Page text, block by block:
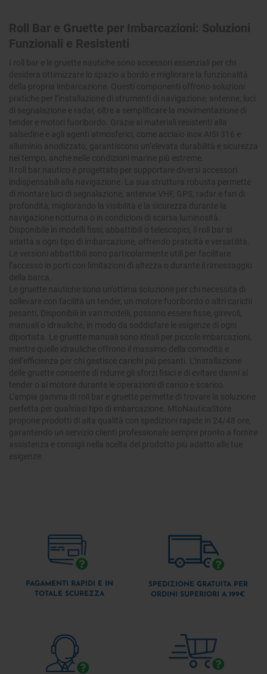
Roll Bar e Gruette per Imbarcazioni: Soluzioni
Funzionali e Resistenti
roll bar e le gruette nautiche sono accessori essenziali per chi
desidera ottimizzare lo spazio a bordo e migliorare la funzionalità
della propria imbarcazione. Questi componenti offrono soluzioni
pratiche per l’installazione di strumenti di navigazione, antenne, luci
di segnalazione e radar, oltre a semplificare la movimentazione di
tender e motori fuoribordo. Grazie ai materiali resistenti alla
salsedine e agli agenti atmosferici, come acciaio inox AISI 316 e
alluminio anodizzato, garantiscono un’elevata durabilità e sicurezza
nel tempo, anche nelle condizioni marine più estreme.
roll bar nautico è progettato per supportare diversi accessori
indispensabili alla navigazione. La sua struttura robusta permette
di montare luci di segnalazione, antenne VHF, GPS, radar e fari di
profondità, migliorando la visibilità e la sicurezza durante la
navigazione notturna o in condizioni di scarsa luminosità.
Disponibile in modelli fissi, abbattibili o telescopici , il roll bar si
adatta a ogni tipo di imbarcazione, offrendo praticità e versatilità.
Le versioni abbattibili sono particolarmente utili per facilitare
l’accesso in porti con limitazioni di altezza o durante il rimessaggio
della barca.
Le gruette nautiche sono un’ottima soluzione per chi necessita di
sollevare con facilità un tender, un motore fuoribordo o altri carichi
pesanti
Disponibili in vari modelli, possono essere fisse, girevoli,
manuali o idrauliche, in modo da soddisfare le esigenze di ogni
diportista. Le gruette manuali sono ideali per piccole imbarcazioni,
mentre quelle idrauliche offrono il massimo della comodità e
dell’efficienza per chi gestisce carichi più pesanti. L’installazione
delle gruette consente di ridurre gli sforzi fisici e di evitare danni al
tender o al motore durante le operazioni di carico e scarico.
L’ampia gamma di roll bar e gruette permette di trovare la soluzione
perfetta per qualsiasi tipo di imbarcazione. MtoNauticaStore
propone prodotti di alta qualità con spedizioni rapide in 24/48 ore,
garantendo un servizio clienti professionale sempre pronto a fornire
assistenza e consigli nella scelta del prodotto più adatto alle tue
esigenze.
PAGAMENTI RAPIDI E IN
TOTALE SCUREZZA
SPEDIZIONE GRATUITA PER
ORDINI SUPERIORI A 199€